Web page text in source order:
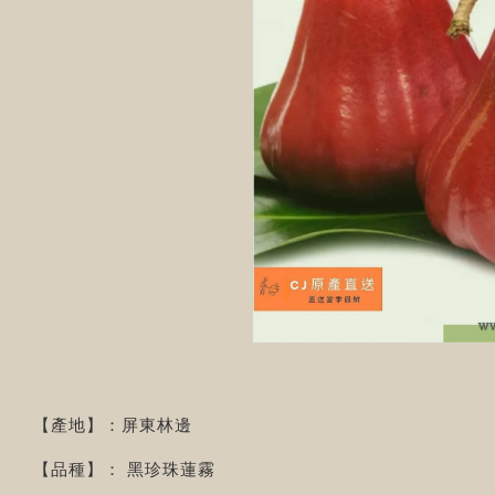
【產地】：屏東林邊
【品種】： 黑珍珠蓮霧